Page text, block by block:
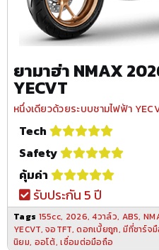
ยามาฮ่า NMAX
YECVT
หนึ่งเดียวด้วยระบบชามไฟฟ้า
Tech
Safety
คุ้มค่า
รับประกัน 5 ปี
Tags 155cc, 2026,4วาล์ว, ABS,
YECVT,จอTFT,ดอกเบี้ยถูก,มีที่ชาร์จ
นิยม, ออโต้,เชื่อมต่อมือถือ